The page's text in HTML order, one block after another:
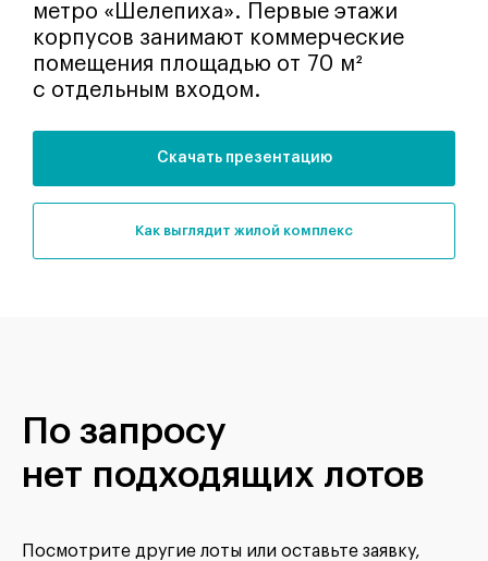
метро «Шелепиха». Первые этажи
корпусов занимают коммерческие
помещения площадью от 70 м²
с отдельным входом.
Скачать презентацию
как выглядит жилой комплекс
По запросу
нет подходящих лотов
Посмотрите другие лоты или оставьте заявку,